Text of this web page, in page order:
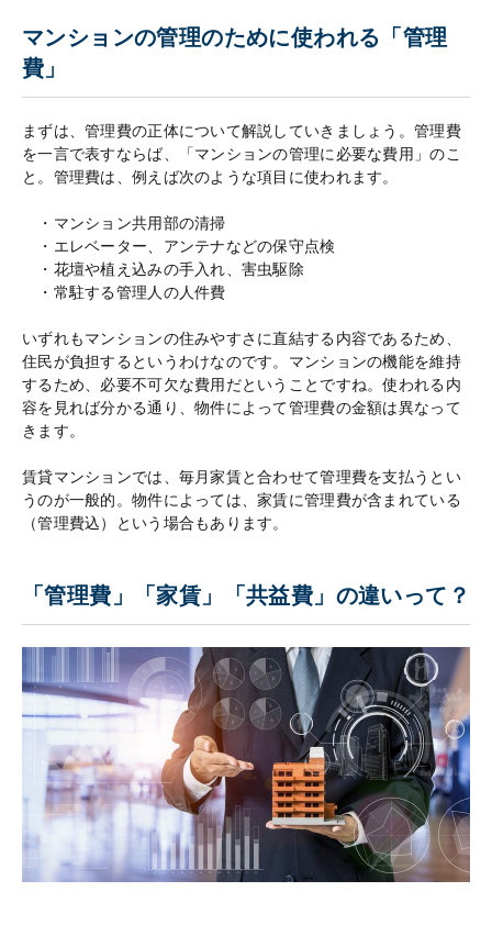
マンションの管理のために使われる「管理
費」
まずは、管理費の正体について解説していきましょう。管理費
を一言で表すならば、「マンションの管理に必要な費用」のこ
と。管理費は、例えば次のような項目に使われます。
・マンション共用部の清掃
・エレベーター、アンテナなどの保守点検
・花壇や植え込みの手入れ、害虫駆除
・常駐する管理人の人件費
いずれもマンションの住みやすさに直結する内容であるため、
住民が負担するというわけなのです。マンションの機能を維持
するため、必要不可欠な費用だということですね。使われる内
容を見れば分かる通り、物件によって管理費の金額は異なって
きます。
賃貸マンションでは、毎月家賃と合わせて管理費を支払うとい
うのが一般的。物件によっては、家賃に管理費が含まれている
（管理費込）という場合もあります。
「管理費」「家賃」「共益費」の違いって？